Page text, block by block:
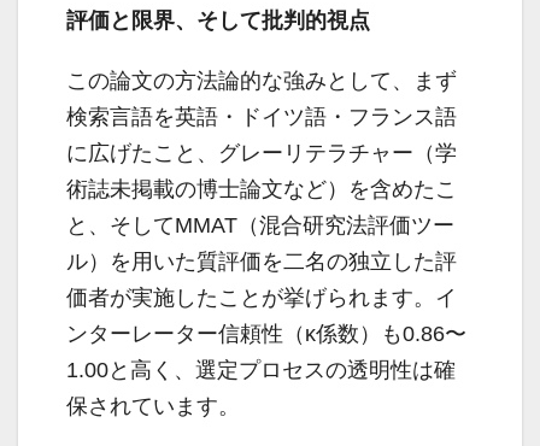
評価と限界、そして批判的視点
この論文の方法論的な強みとして、まず
検索言語を英語・ドイツ語・フランス語
に広げたこと、グレーリテラチャー（学
術誌未掲載の博士論文など）を含めたこ
と、そしてMMAT（混合研究法評価ツー
ル）を用いた質評価を二名の独立した評
価者が実施したことが挙げられます。イ
ンターレーター信頼性（κ係数）も0.86〜
1.00と高く、選定プロセスの透明性は確
保されています。